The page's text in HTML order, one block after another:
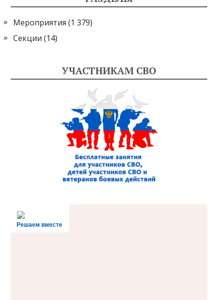
Мероприятия (1 379)
Секции (14)
УЧАСТНИКАМ СВО
Решаем вместе